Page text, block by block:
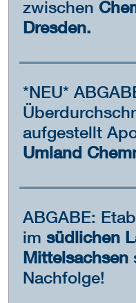
zwischen
Dresden.
*NEU*
aufgestellt
Umland
ABGABE:
im südlichen
Mittelsachsen
Nachfolge!